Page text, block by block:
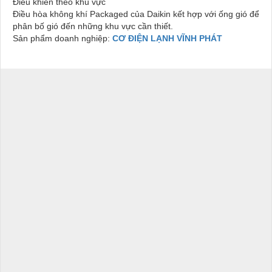
Điều hòa không khí Packaged của Daikin kết hợp với ống gió để
phân bố gió đến những khu vực cần thiết.
Sản phẩm doanh nghiệp: CƠ ĐIỆN LẠNH VĨNH PHÁT